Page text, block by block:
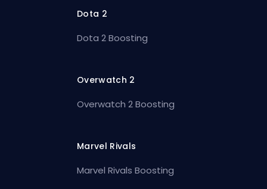
Dota 2
Dota 2 Boosting
Overwatch 2
Overwatch 2 Boosting
Marvel Rivals
Marvel Rivals Boosting